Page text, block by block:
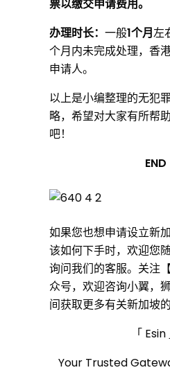
票以缴交申请费用。
办理时长： 一般1个月左
个月内未完成处理，香
申请人。
以上是小编整理的无犯
略，希望对大家有所帮
吧！
END
如果您也想申请设立新
该如何下手时，欢迎您
询问我们的客服。关注
众号，欢迎咨询小翼，
间获取更多有关新加坡的
「 Esin
Your Trusted